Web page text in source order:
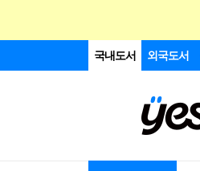
국내도서 외국도서